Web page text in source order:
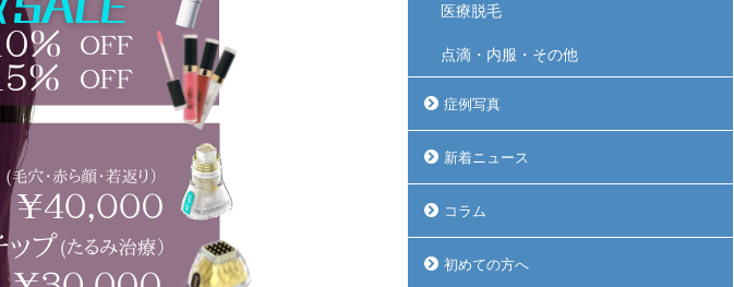
医療脱毛
点滴・内服・その他
症例写真
新着ニュース
コラム
初めての方へ